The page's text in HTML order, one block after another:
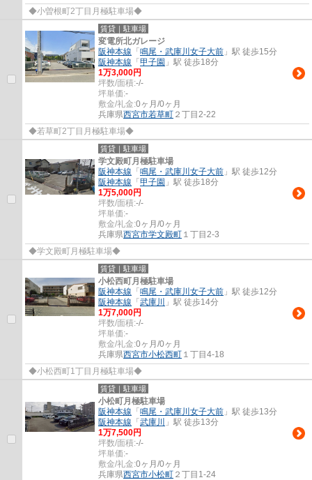
◆小曽根町2丁目月極駐車場◆
賃貸｜駐車場
変電所北ガレージ
阪神本線 「 鳴尾・武庫川女子大前 」駅 徒歩15分
阪神本線 「 甲子園 」駅 徒歩18分
1万3,000円
坪数/面積:-/-
坪単価:-
敷金/礼金:0ヶ月/0ヶ月
兵庫県西宮市若草町 ２丁目2-22
◆若草町2丁目月極駐車場◆
賃貸｜駐車場
学文殿町月極駐車場
阪神本線 「 鳴尾・武庫川女子大前 」駅 徒歩12分
阪神本線 「 甲子園 」駅 徒歩18分
1万5,000円
坪数/面積:-/-
坪単価:-
敷金/礼金:0ヶ月/0ヶ月
兵庫県西宮市学文殿町 １丁目2-3
◆学文殿町月極駐車場◆
賃貸｜駐車場
小松西町月極駐車場
阪神本線 「 鳴尾・武庫川女子大前 」駅 徒歩12分
阪神本線 「 武庫川
」駅 徒歩14分
1万7,000円
坪数/面積:-/-
坪単価:-
敷金/礼金:0ヶ月/0ヶ月
兵庫県西宮市小松西町 １丁目4-18
◆小松西町1丁目月極駐車場◆
賃貸｜駐車場
小松町月極駐車場
阪神本線 「 鳴尾・武庫川女子大前 」駅 徒歩13分
阪神本線 「 武庫川
」駅 徒歩13分
1万7,500円
坪数/面積:-/-
坪単価:-
敷金/礼金:0ヶ月/0ヶ月
兵庫県西宮市小松町 ２丁目1-24